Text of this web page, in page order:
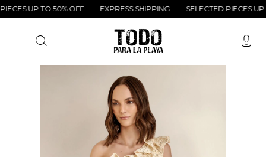
UP TO 50% OFF EXPRESS SHIPPING SELECTED PIECES UP
0